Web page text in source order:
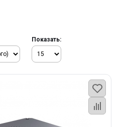
Показать: